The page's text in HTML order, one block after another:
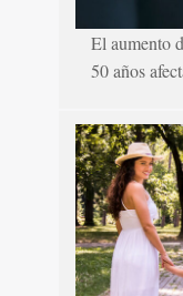
El aumento
50 años